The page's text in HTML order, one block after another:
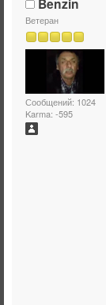
Ветеран
Сообщений: 1024
Karma: -595